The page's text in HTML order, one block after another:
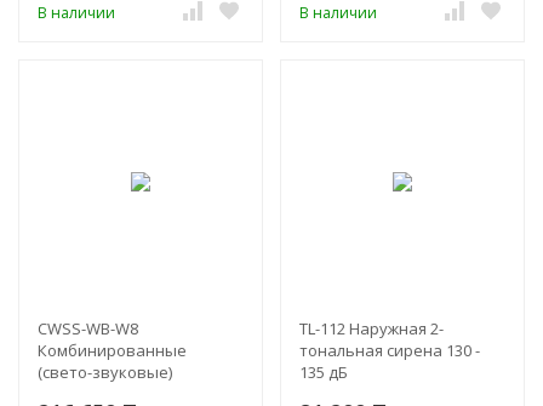
В наличии В наличии
CWSS-WB-W8
Комбинированные
(свето-звуковые)
TL-112 Наружная 2-
тональная сирена 130 -
135 дБ